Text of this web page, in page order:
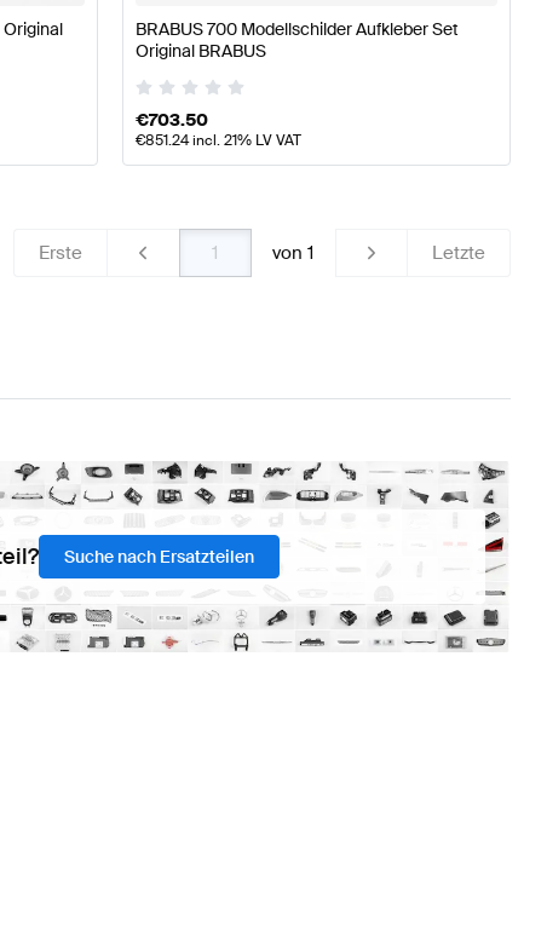
BRABUS 700 Modellschilder Aufkleber Set
Original BRABUS
€703.50
€851.24incl. 21% LV VAT
Erste von 1 Letzte
Suche nach Ersatzteilen